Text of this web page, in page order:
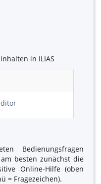
in ILIAS
Bedienungsfragen
besten zunächst die
Online-Hilfe (oben
= Fragezeichen).